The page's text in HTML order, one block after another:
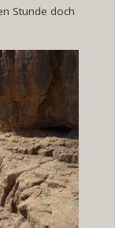
Stunde doch